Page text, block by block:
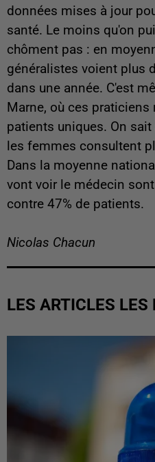
données mises à jour
santé. Le moins qu'on
chôment pas : en
généralistes voient plus
dans une année. C'est
Marne, où ces
patients uniques. On
les femmes consultent
Dans la moyenne
vont voir le médecin
contre 47% de patients.
Nicolas Chacun
LES ARTICLES LES